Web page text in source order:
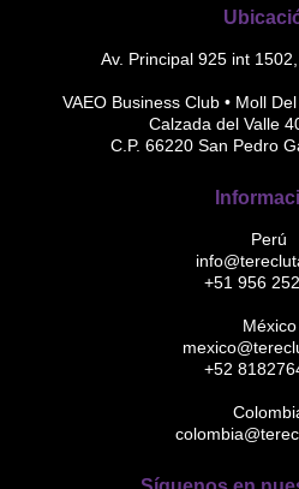
Av. Principal 925 int
VAEO Business Club • Moll
Calzada del Valle
C.P. 66220 San Pedro
Perú
+51 956
México
+52